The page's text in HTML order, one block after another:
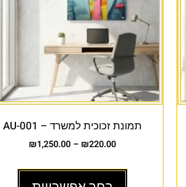
תמונת זכוכית למשרד – AU-001
₪220.00
–
₪1,250.00